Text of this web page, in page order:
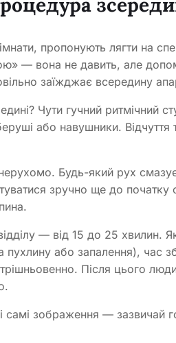
пропонують лягти на
— вона не давить, але
заїжджає всередину
Чути гучний ритмічний
або навушники.
Будь-який рух смазує
зручно ще до початку
— від 15 до 25 хвилин.
пухлину або запалення), час
Після цього
самі зображення — зазвичай